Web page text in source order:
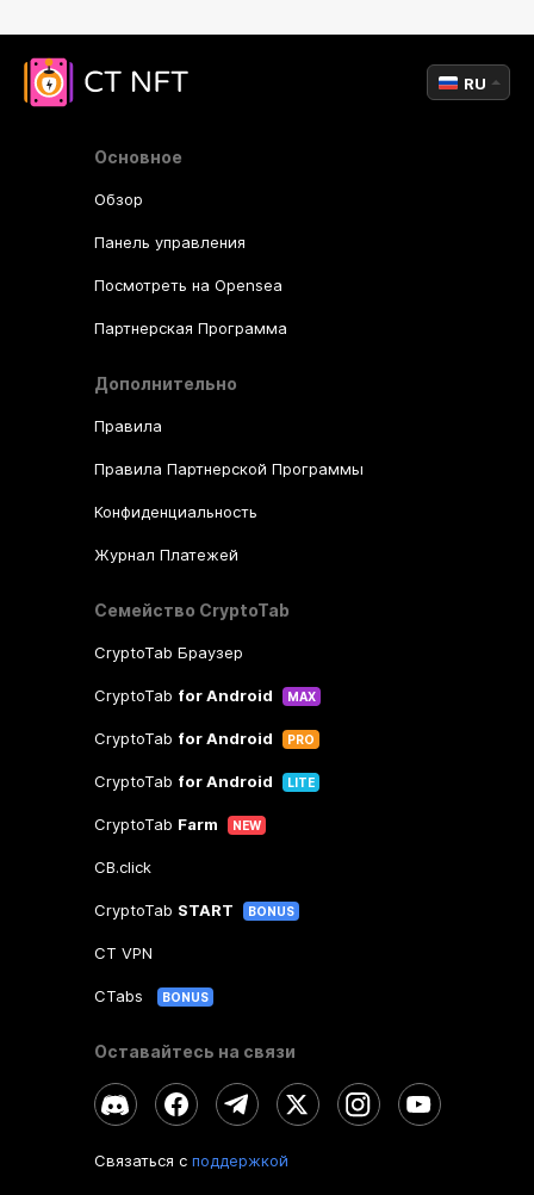
Основное
Обзор
Панель управления
Посмотреть на Opensea
Партнерская Программа
Дополнительно
Правила
Правила Партнерской Программы
Конфиденциальность
Журнал Платежей
Семейство CryptoTab
CryptoTab Браузер
CryptoTab for Android MAX
CryptoTab for Android PRO
CryptoTab for Android LITE
CryptoTab Farm NEW
CB.click
CryptoTab START BONUS
CT VPN
CTabs BONUS
Оставайтесь на связи
Связаться с поддержкой
RU